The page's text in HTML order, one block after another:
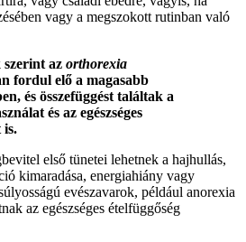
vagy a megszokott rutinban való
az orthorexia
fordul elő a magasabb
és összefüggést találtak a
és az egészséges
is.
első tünetei lehetnek a hajhullás,
kimaradása, energiahiány vagy
evészavarok, például anorexia
az egészséges ételfüggőség